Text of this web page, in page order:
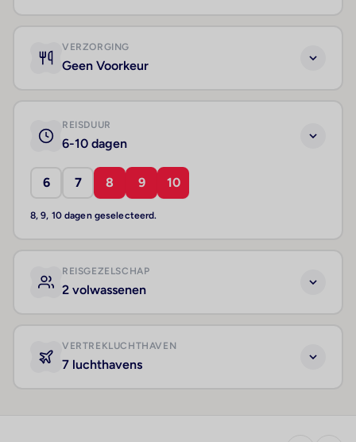
VERZORGING
Geen Voorkeur
REISDUUR
6-10 dagen
6 7 8 9 10
8, 9, 10 dagen geselecteerd.
REISGEZELSCHAP
2 volwassenen
VERTREKLUCHTHAVEN
7 luchthavens